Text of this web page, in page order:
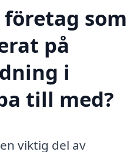
som
på
i
till med?
viktig del av